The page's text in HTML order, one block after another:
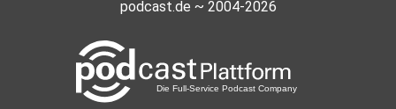
podcast.de ~ 2004-2026